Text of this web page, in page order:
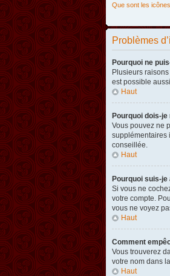
Que sont les
Problèmes
Pourquoi ne
Plusieurs
est possible
Haut
Pourquoi dois-je
Vous pouvez ne
supplémentaires
conseillée.
Haut
Pourquoi suis-
Si vous ne
votre compte.
vous ne voyez
Haut
Comment
Vous trouverez
votre nom dans
Haut